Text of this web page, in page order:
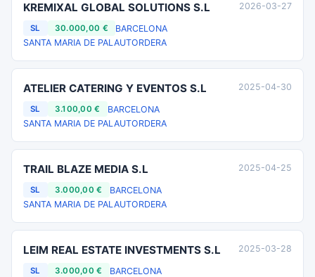
KREMIXAL GLOBAL SOLUTIONS S.L
SL 30.000,00 €
BARCELONA
SANTA MARIA DE PALAUTORDERA
2026-03-27
ATELIER CATERING Y EVENTOS S.L
SL 3.100,00 €
BARCELONA
SANTA MARIA DE PALAUTORDERA
2025-04-30
TRAIL BLAZE MEDIA S.L
SL 3.000,00 €
BARCELONA
SANTA MARIA DE PALAUTORDERA
2025-04-25
LEIM REAL ESTATE INVESTMENTS S.L
SL 3.000,00 €
BARCELONA
2025-03-28